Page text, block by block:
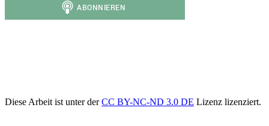
Diese Arbeit ist unter derCC BY-NC-ND 3.0 DE Lizenz lizenziert.